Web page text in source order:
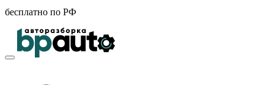
бесплатно по РФ